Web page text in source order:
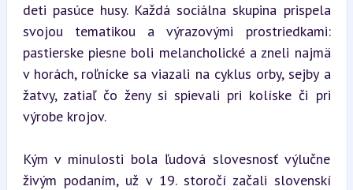
deti pasúce husy. Každá sociálna skupina prispela
svojou tematikou a výrazovými prostriedkami:
pastierske piesne boli melancholické a zneli najmä
v horách, roľnícke sa viazali na cyklus orby, sejby a
žatvy, zatiaľ čo ženy si spievali pri kolíske či pri
výrobe krojov.
Kým v minulosti bola ľudová slovesnosť výlučne
živým podaním, už v 19. storočí začali slovenskí